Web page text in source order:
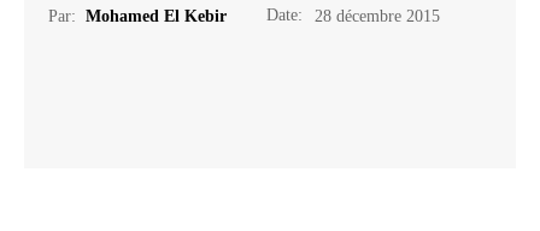
Par: Mohamed El Kebir Date: 28 décembre 2015